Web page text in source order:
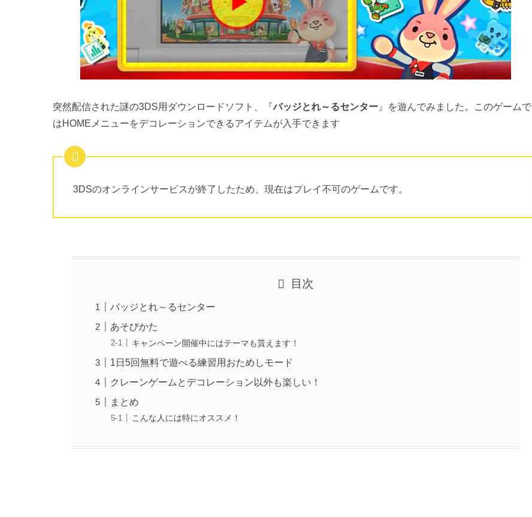
突然配信された謎の3DS用ダウンロードソフト、『バッジとれ～るセンター 』を遊んでみました。このゲームで
はHOMEメニューをデコレーションできるアイテムが入手できます
3DSのオンラインサービスが終了したため、現在はプレイ不可のゲームです。
目次
バッジとれ～るセンター
あそびかた
キャンペーン開催中にはテーマも貰えます！
1日5回無料で遊べる練習用おためしモード
クレーンゲームとデコレーション以外も楽しい！
まとめ
こんな人には特にオススメ！